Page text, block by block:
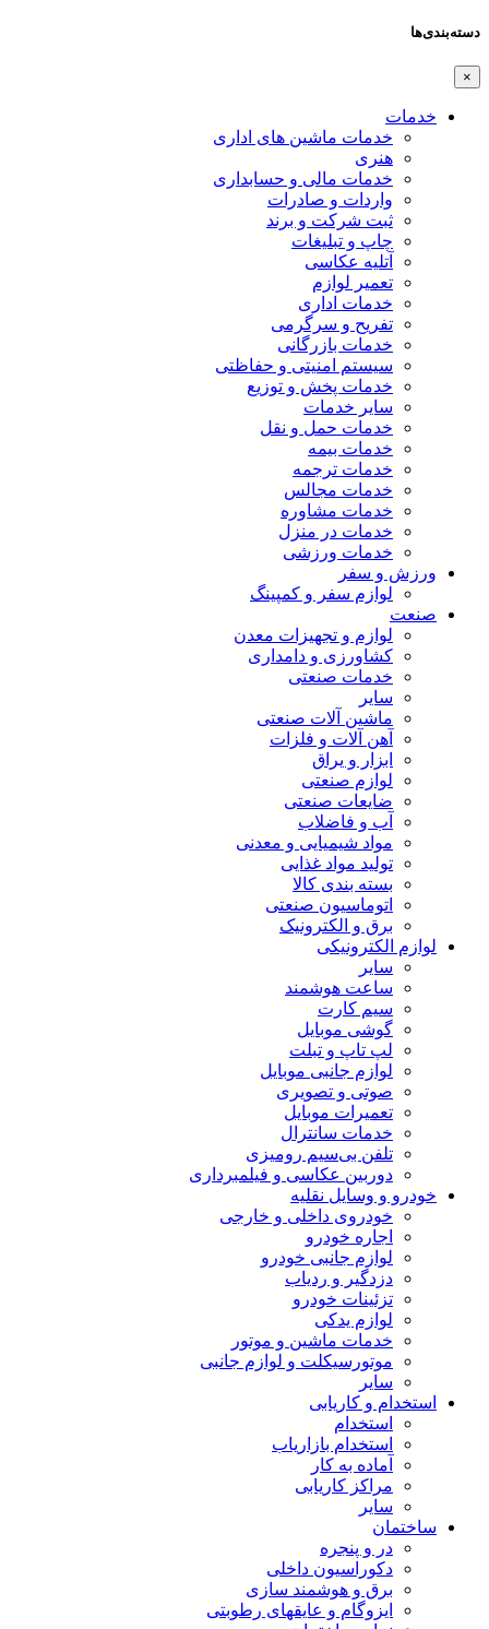
دسته‌بندی‌ها
×
خدمات
خدمات ماشین های اداری
هنری
خدمات مالی و حسابداری
واردات و صادرات
ثبت شرکت و برند
چاپ و تبلیغات
آتلیه عکاسی
تعمیر لوازم
خدمات اداری
تفریح و سرگرمی
خدمات بازرگانی
سیستم امنیتی و حفاظتی
خدمات پخش و توزیع
سایر خدمات
خدمات حمل و نقل
خدمات بیمه
خدمات ترجمه
خدمات مجالس
خدمات مشاوره
خدمات در منزل
خدمات ورزشی
ورزش و سفر
لوازم سفر و کمپینگ
صنعت
لوازم و تجهیزات معدن
کشاورزی و دامداری
خدمات صنعتی
سایر
ماشین آلات صنعتی
آهن آلات و فلزات
ابزار و یراق
لوازم صنعتی
ضایعات صنعتی
آب و فاضلاب
مواد شیمیایی و معدنی
تولید مواد غذایی
بسته بندی کالا
اتوماسیون صنعتی
برق و الکترونیک
لوازم الکترونیکی
سایر
ساعت هوشمند
سیم کارت
گوشی موبایل
لپ تاپ و تبلت
لوازم جانبی موبایل
صوتی و تصویری
تعمیرات موبایل
خدمات سانترال
تلفن بی‌سیم رومیزی
دوربین عکاسی و فیلمبرداری
خودرو و وسایل نقلیه
خودروی داخلی و خارجی
اجاره خودرو
لوازم جانبی خودرو
دزدگیر و ردیاب
تزئینات خودرو
لوازم یدکی
خدمات ماشین و موتور
موتورسیکلت و لوازم جانبی
سایر
استخدام و کاریابی
استخدام
استخدام بازاریاب
آماده به کار
مراکز کاریابی
سایر
ساختمان
در و پنجره
دکوراسیون داخلی
برق و هوشمند سازی
ایزوگام و عایقهای رطوبتی